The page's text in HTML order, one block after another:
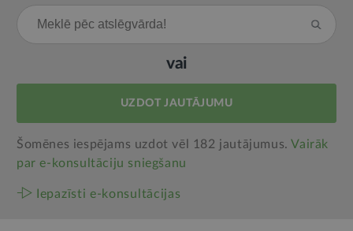
vai
UZDOT JAUTĀJUMU
Šomēnes iespējams uzdot vēl 182 jautājumus.Vairāk
par e‑konsultāciju sniegšanu
Iepazīsti e-konsultācijas